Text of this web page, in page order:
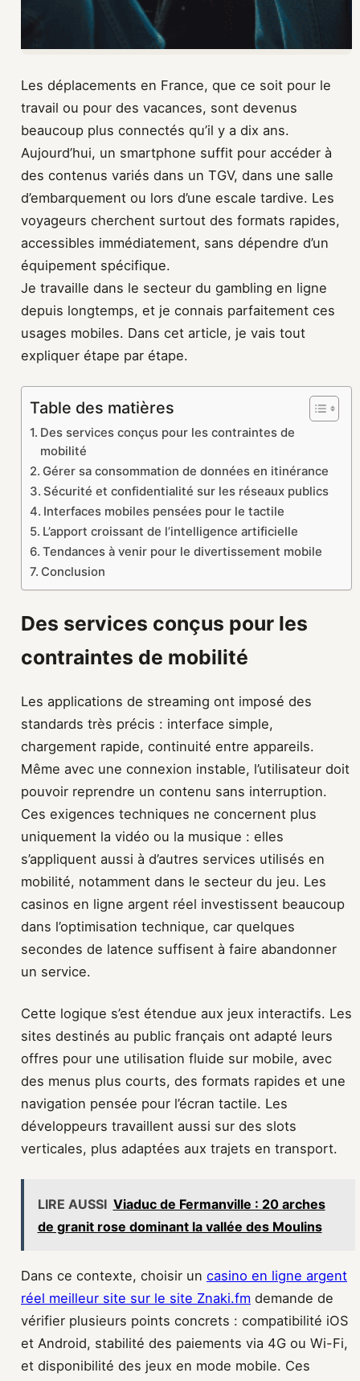
Les déplacements en France, que ce soit pour le
travail ou pour des vacances, sont devenus
beaucoup plus connectés qu’il y a dix ans.
Aujourd’hui, un smartphone suffit pour accéder à
des contenus variés dans un TGV, dans une salle
d’embarquement ou lors d’une escale tardive. Les
voyageurs cherchent surtout des formats rapides,
accessibles immédiatement, sans dépendre d’un
équipement spécifique.
Je travaille dans le secteur du gambling en ligne
depuis longtemps, et je connais parfaitement ces
usages mobiles. Dans cet article, je vais tout
expliquer étape par étape.
Table des matières
Des services conçus pour les contraintes de
mobilité
Gérer sa consommation de données en itinérance
Sécurité et confidentialité sur les réseaux publics
Interfaces mobiles pensées pour le tactile
L’apport croissant de l’intelligence artificielle
Tendances à venir pour le divertissement mobile
Conclusion
Des services conçus pour les
contraintes de mobilité
Les applications de streaming ont imposé des
standards très précis : interface simple,
chargement rapide, continuité entre appareils.
Même avec une connexion instable, l’utilisateur doit
pouvoir reprendre un contenu sans interruption.
Ces exigences techniques ne concernent plus
uniquement la vidéo ou la musique : elles
s’appliquent aussi à d’autres services utilisés en
mobilité, notamment dans le secteur du jeu. Les
casinos en ligne argent réel investissent beaucoup
dans l’optimisation technique, car quelques
secondes de latence suffisent à faire abandonner
un service.
Cette logique s’est étendue aux jeux interactifs. Les
sites destinés au public français ont adapté leurs
offres pour une utilisation fluide sur mobile, avec
des menus plus courts, des formats rapides et une
navigation pensée pour l’écran tactile. Les
développeurs travaillent aussi sur des slots
verticales, plus adaptées aux trajets en transport.
LIRE AUSSI Viaduc de Fermanville : 20 arches
de granit rose dominant la vallée des Moulins
Dans ce contexte, choisir un casino en ligne argent
réel meilleur site sur le site Znaki.fm demande de
vérifier plusieurs points concrets : compatibilité iOS
et Android, stabilité des paiements via 4G ou Wi-Fi,
et disponibilité des jeux en mode mobile. Ces